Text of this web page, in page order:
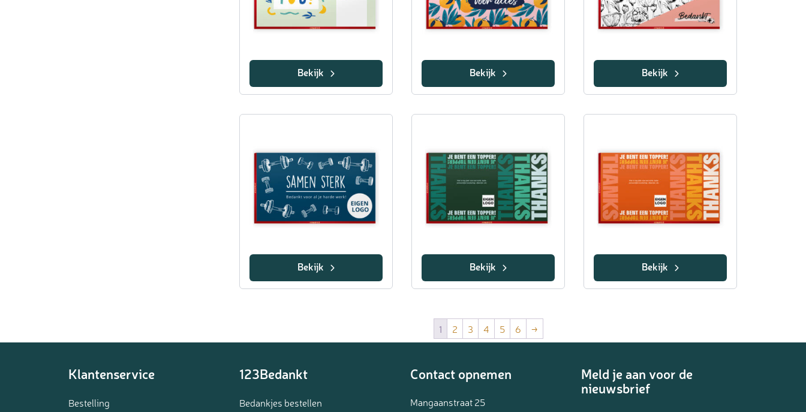
Bekijk Bekijk Bekijk
Bekijk Bekijk Bekijk
1 2 3 4 5 6 →
Klantenservice
Bestelling
123Bedankt
Bedankjes bestellen
Contact opnemen
Mangaanstraat 25
Meld je aan voor de
nieuwsbrief